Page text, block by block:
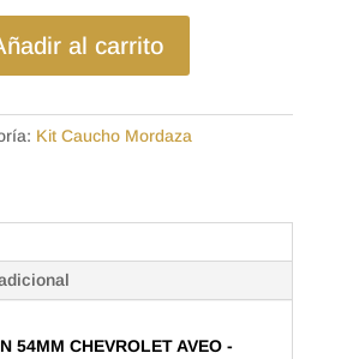
$8.00
al carrito
Kit Caucho Mordaza
54MM CHEVROLET AVEO -